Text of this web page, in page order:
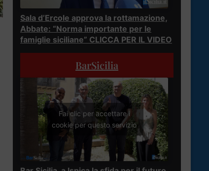
Sala d’Ercole approva la rottamazione,
Abbate: “Norma importante per le
famiglie siciliane” CLICCA PER IL VIDEO
BarSicilia
Fai clic per accettare i
cookie per questo servizio